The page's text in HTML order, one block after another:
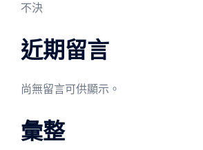
不決
近期留言
尚無留言可供顯示。
彙整